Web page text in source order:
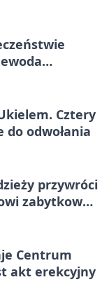
Cztery
odwołania
przywróci
zabytkowy
Centrum
akt erekcyjny